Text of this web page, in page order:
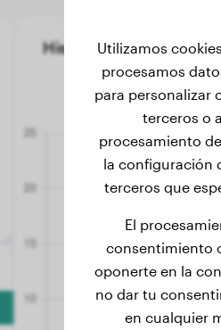
Historial de peso de
Utilizamos
procesamos
para personalizar
terceros o
procesamiento
la configuración
terceros que
El
consentimiento
oponerte en la
no dar tu
en cualquier